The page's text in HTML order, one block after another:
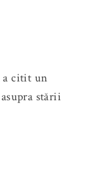
a citit un
stării